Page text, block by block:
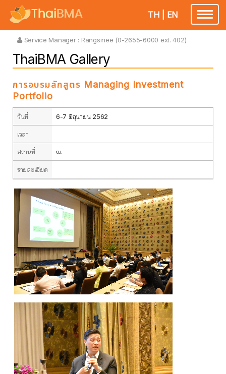
Toggle
TH EN
Service Manager : Rangsinee (0-2655-6000 ext. 402)
ThaiBMA Gallery
การอบรมลักสูตร Managing Investment
Portfolio
วันที่ 6-7 มิถุนายน 2562
เวลา
สถานที่ ณ
รายละเอียด